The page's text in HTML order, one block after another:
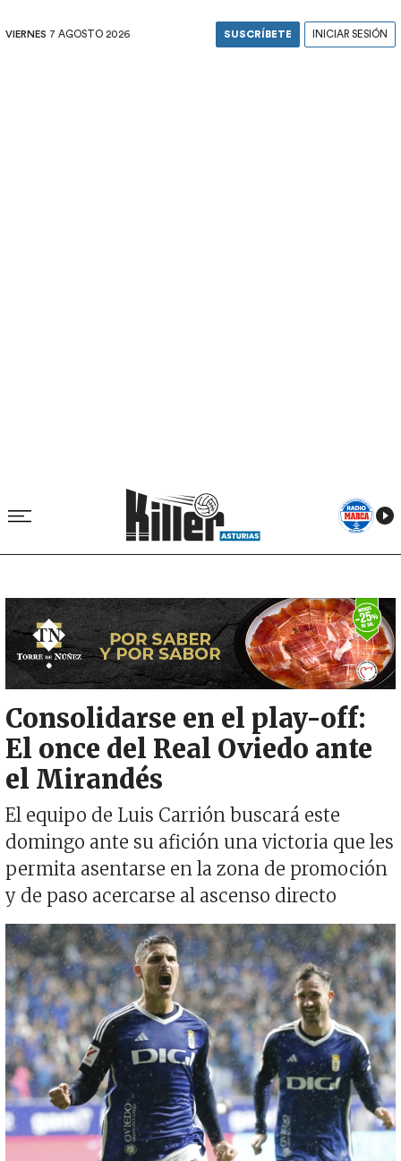
VIERNES 7 AGOSTO 2026 SUSCRÍBETE INICIAR SESIÓN
Image
Consolidarse en el play-off:
El once del Real Oviedo ante
el Mirandés
El equipo de Luis Carrión buscará este
domingo ante su afición una victoria que les
permita asentarse en la zona de promoción
y de paso acercarse al ascenso directo
Imagen